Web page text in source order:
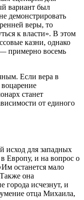
вариант был
демонстрировать
веры, то
к власти». В этом
казни, однако
примерно восемь
Если вера в
воцарение
станет
от единого
исход для западных
Европу, и на вопрос о
останется мало
она
города исчезнут, и
отца Михаила,